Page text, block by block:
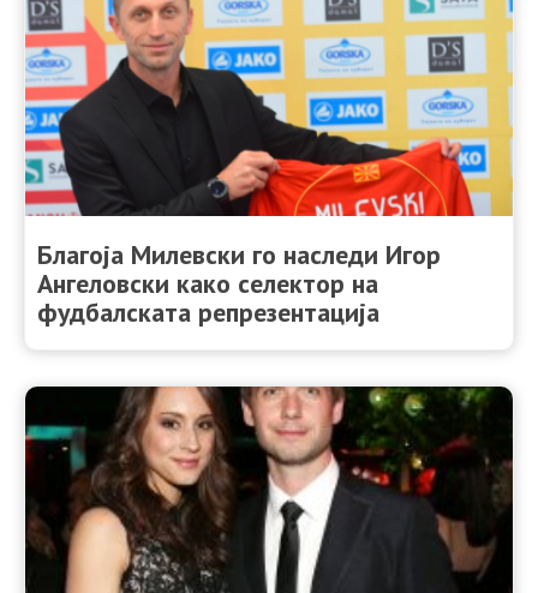
Благоја Милевски го наследи Игор
Ангеловски како селектор на
фудбалската репрезентација